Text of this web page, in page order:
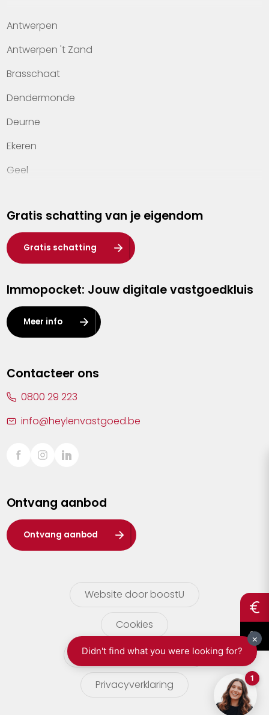
Kennis van wonen
Kantoren
Veelgestelde vragen
Werken bij Heylen Vastgoed
Contact
Antwerpen
Antwerpen 't Zand
Brasschaat
Dendermonde
Deurne
Ekeren
Geel
Hasselt
Heist-op-den-Berg
Herentals
Kalmthout
Leuven
Lier
Sint-Truiden
Waasland
Wuustwezel
Zoersel
Gratis schatting van je eigendom
Gratis schatting
Immopocket: Jouw digitale vastgoedkluis
Meer info
Contacteer ons
0800 29 223
info@heylenvastgoed.be
Ontvang aanbod
Ontvang aanbod
Website door boostU
Cookies
gebruikersvoorwaarden
Privacyverklaring